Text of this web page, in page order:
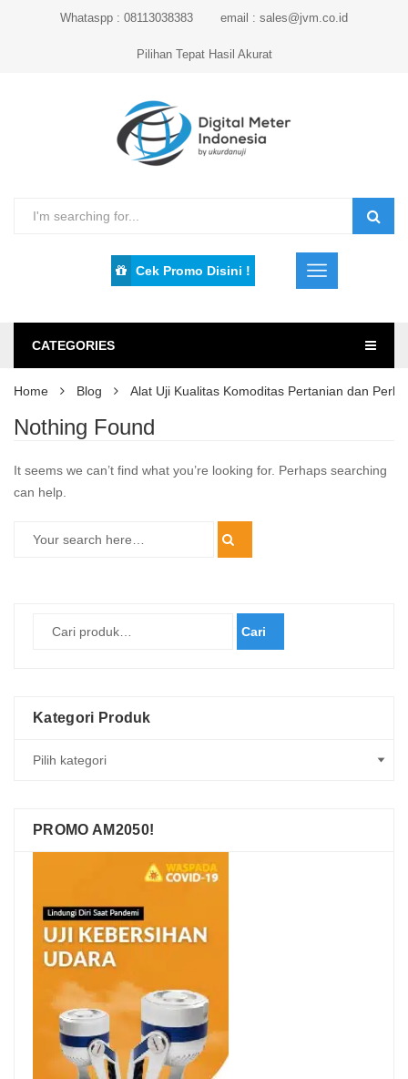
Whataspp : 08113038383 email : sales@jvm.co.id
Pilihan Tepat Hasil Akurat
Cek Promo Disini !
CATEGORIES
Home Blog Alat Uji Kualitas Komoditas Pertanian dan
Nothing Found
It seems we can’t find what you’re looking for. Perhaps searching
can help.
Cari
Kategori Produk
PROMO AM2050!